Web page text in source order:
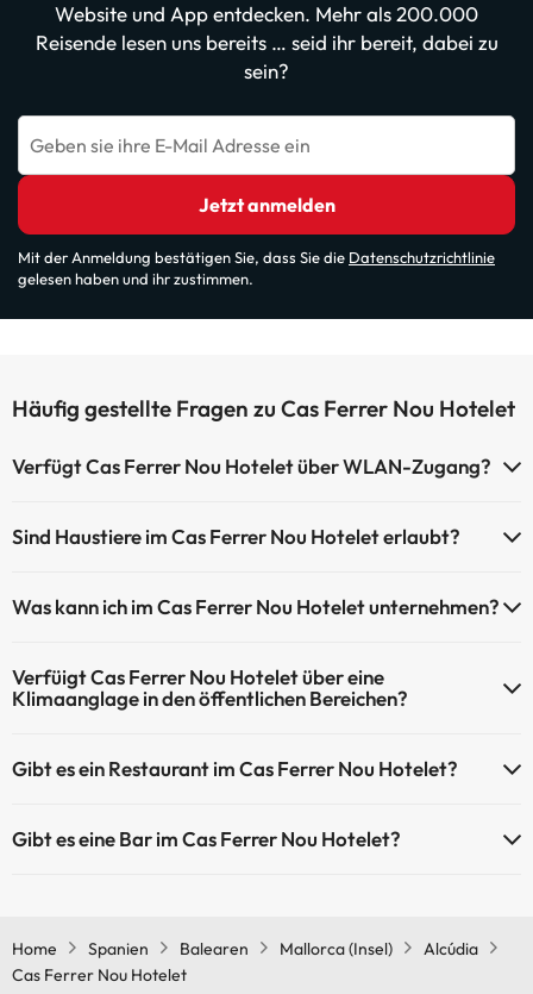
Website und App entdecken. Mehr als 200.000
Reisende lesen uns bereits … seid ihr bereit, dabei zu
sein?
Geben sie ihre E-Mail Adresse ein
Jetzt anmelden
Mit der Anmeldung bestätigen Sie, dass Sie die Datenschutzrichtlinie
gelesen haben und ihr zustimmen.
Häufig gestellte Fragen zu Cas Ferrer Nou Hotelet
Verfügt Cas Ferrer Nou Hotelet über WLAN-Zugang?
Sind Haustiere im Cas Ferrer Nou Hotelet erlaubt?
Was kann ich im Cas Ferrer Nou Hotelet unternehmen?
davon können kostenpflichtig sein):
Verfüigt Cas Ferrer Nou Hotelet über eine
Klimaanglage in den öffentlichen Bereichen?
Gemeinschaftsräumen.
Gibt es ein Restaurant im Cas Ferrer Nou Hotelet?
Gibt es eine Bar im Cas Ferrer Nou Hotelet?
Home Spanien Balearen Mallorca (Insel)
Alcúdia
Cas Ferrer Nou Hotelet